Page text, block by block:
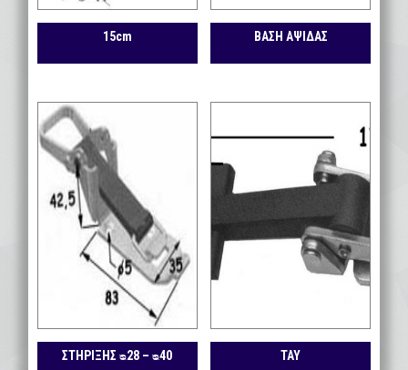
15cm ΒΑΣΗ ΑΨΙΔΑΣ
ΣΤΗΡΙΞΗΣ ᴓ28 – ᴓ40 ΤΑΥ